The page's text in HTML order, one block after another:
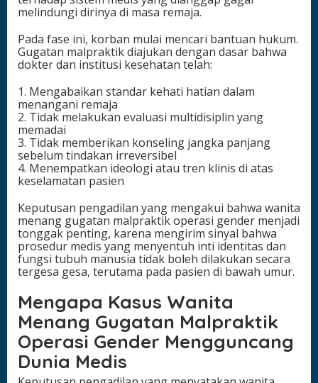
melindungi dirinya di masa remaja.
Pada fase ini, korban mulai mencari bantuan hukum.
Gugatan malpraktik diajukan dengan dasar bahwa
dokter dan institusi kesehatan telah:
1. Mengabaikan standar kehati hatian dalam
menangani remaja
2. Tidak melakukan evaluasi multidisiplin yang
memadai
3. Tidak memberikan konseling jangka panjang
sebelum tindakan irreversibel
4. Menempatkan ideologi atau tren klinis di atas
keselamatan pasien
Keputusan pengadilan yang mengakui bahwa wanita
menang gugatan malpraktik operasi gender menjadi
tonggak penting, karena mengirim sinyal bahwa
prosedur medis yang menyentuh inti identitas dan
fungsi tubuh manusia tidak boleh dilakukan secara
tergesa gesa, terutama pada pasien di bawah umur.
Mengapa Kasus Wanita
Menang Gugatan Malpraktik
Operasi Gender Mengguncang
Dunia Medis